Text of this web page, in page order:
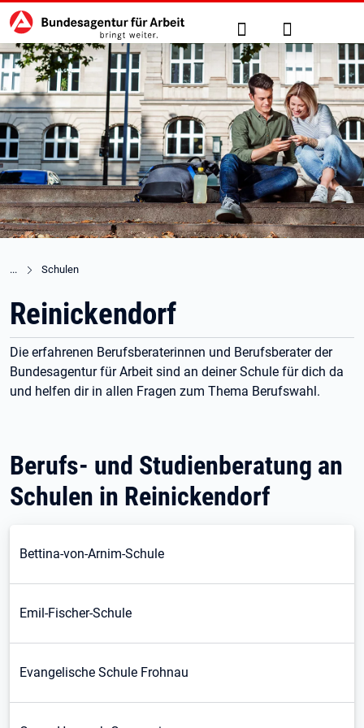
zu den Hauptinhalten springen
Hauptnavigation Suche Anmelden
Schulen
Reinickendorf
Die erfahrenen Berufsberaterinnen und Berufsberater der
Bundesagentur für Arbeit sind an deiner Schule für dich da
und helfen dir in allen Fragen zum Thema Berufswahl.
Berufs- und Studienberatung an
Schulen in Reinickendorf
Bettina-von-Arnim-Schule
Emil-Fischer-Schule
Evangelische Schule Frohnau